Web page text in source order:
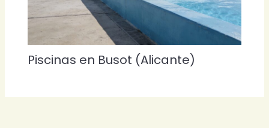
Piscinas en Busot (Alicante)